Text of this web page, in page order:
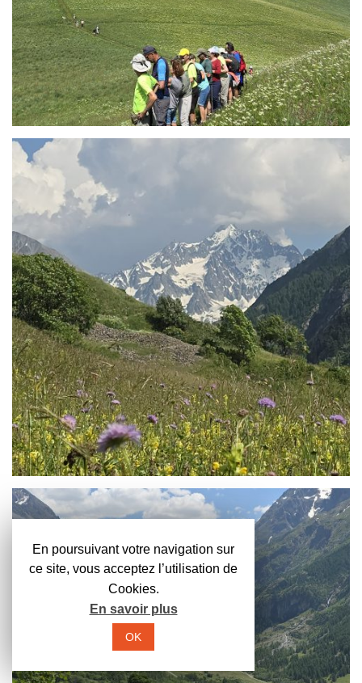
En poursuivant votre navigation sur
ce site, vous acceptez l’utilisation de
Cookies.
En savoir plus
OK